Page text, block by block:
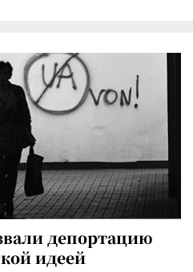
депортацию
идеей